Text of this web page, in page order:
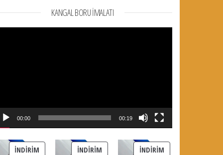
3.887,00.
KANGAL BORU İMALATI
00:00 00:19
İNDIRIM İNDIRIMDEKI ÜRÜN
İNDIRIMİNDIRIMDEKI ÜRÜN
İNDIRIM